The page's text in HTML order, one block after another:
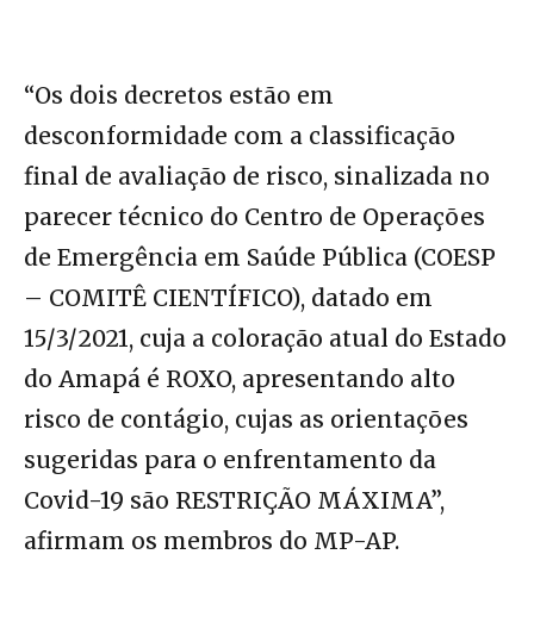
“Os dois decretos estão em
desconformidade com a classificação
final de avaliação de risco, sinalizada no
parecer técnico do Centro de Operações
de Emergência em Saúde Pública (COESP
– COMITÊ CIENTÍFICO), datado em
15/3/2021, cuja a coloração atual do Estado
do Amapá é ROXO, apresentando alto
risco de contágio, cujas as orientações
sugeridas para o enfrentamento da
Covid-19 são RESTRIÇÃO MÁXIMA”,
afirmam os membros do MP-AP.